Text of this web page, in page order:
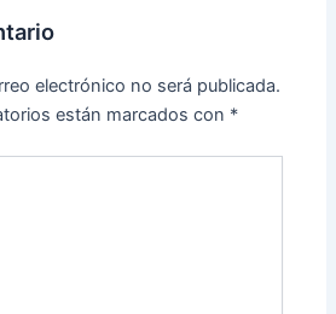
electrónico no será publicada.
están marcados con *